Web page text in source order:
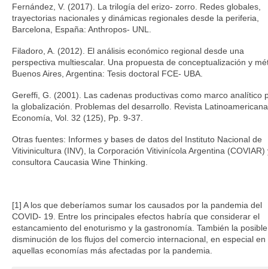
Fernández, V. (2017). La trilogía del erizo- zorro. Redes globales,
trayectorias nacionales y dinámicas regionales desde la periferia,
Barcelona, España: Anthropos- UNL.
Filadoro, A. (2012). El análisis económico regional desde una
perspectiva multiescalar. Una propuesta de conceptualización y
Buenos Aires, Argentina: Tesis doctoral FCE- UBA.
Gereffi, G. (2001). Las cadenas productivas como marco analítico
la globalización. Problemas del desarrollo. Revista
Economía, Vol. 32 (125), Pp. 9-37.
Otras fuentes: Informes y bases de datos del Instituto Nacional de
Vitivinicultura (INV), la Corporación Vitivinícola Argentina (COVIAR)
consultora Caucasia Wine Thinking.
[1] A los que deberíamos sumar los causados por la pandemia del
COVID- 19. Entre los principales efectos habría que considerar el
estancamiento del enoturismo y la gastronomía. También la posible
disminución de los flujos del comercio internacional, en especial en
aquellas economías más afectadas por la pandemia.